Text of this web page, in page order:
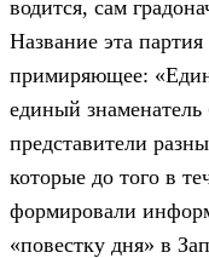
водится, сам
Название эта
примиряющее:
единый
представители
которые до того в
формировали
«повестку дня» в